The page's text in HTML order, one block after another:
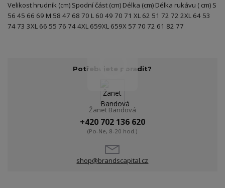
Velikost hrudník (cm) Spodní část (cm) Délka (cm) Délka rukávu ( cm) S
56 45 66 69 M 58 47 68 70 L 60 49 70 71 XL 62 51 72 72 2XL 64 53
74 73 3XL 66 55 76 74 4XL 659XL 659X 57 70 72 61 82 77
Potřebujete poradit?
Žanet Bandová
+420 702 136 620
(Po-Ne, 8-20 hod.)
shop@brandscapital.cz